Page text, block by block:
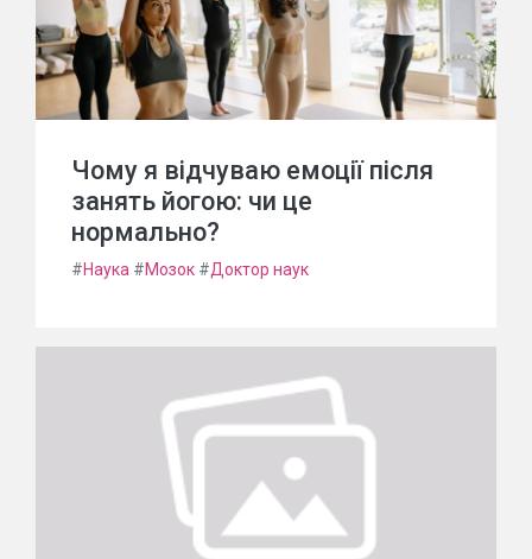
Чому я відчуваю емоції після
занять йогою: чи це
нормально?
#Наука #Мозок #Доктор наук